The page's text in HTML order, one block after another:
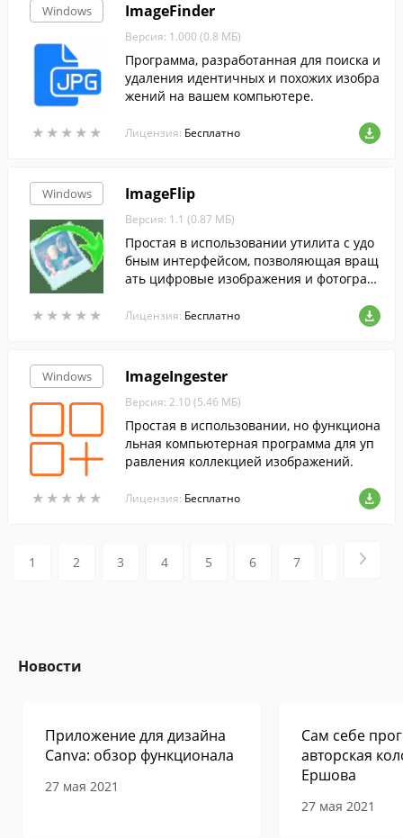
Windows
★ ★ ★ ★ ★
★ ★ ★ ★ ★
ImageFinder
Версия: 1.000 (0.8 МБ)
Программа, разработанная для поиска и
удаления идентичных и похожих изобра
жений на вашем компьютере.
Лицензия: Бесплатно
Windows
★ ★ ★ ★ ★
★ ★ ★ ★ ★
ImageFlip
Версия: 1.1 (0.87 МБ)
Простая в использовании утилита с удо
бным интерфейсом, позволяющая вращ
ать цифровые изображения и фотограф
Лицензия: Бесплатно
Windows
★ ★ ★ ★ ★
★ ★ ★ ★ ★
ImageIngester
Версия: 2.10 (5.46 МБ)
Простая в использовании, но функциона
льная компьютерная программа для уп
равления коллекцией изображений.
Лицензия: Бесплатно
1 2 3 4 5 6 7
Новости
Приложение для дизайна
Canva: обзор функционала
27 мая 2021
Сам себе
авторская
Ершова
27 мая 2021